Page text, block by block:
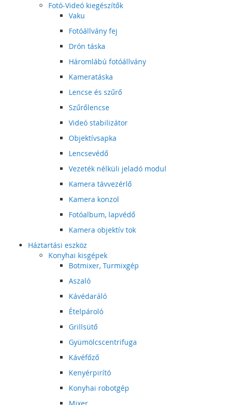
Fotó-Videó kiegészítők
Vaku
Fotóállvány fej
Drón táska
Háromlábú fotóállvány
Kameratáska
Lencse és szűrő
Szűrőlencse
Videó stabilizátor
Objektívsapka
Lencsevédő
Vezeték nélküli jeladó modul
Kamera távvezérlő
Kamera konzol
Fotóalbum, lapvédő
Kamera objektív tok
Háztartási eszköz
Konyhai kisgépek
Botmixer, Turmixgép
Aszaló
Kávédaráló
Ételpároló
Grillsütő
Gyümölcscentrifuga
Kávéfőző
Kenyérpirító
Konyhai robotgép